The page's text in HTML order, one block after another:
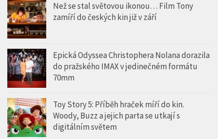
Než se stal světovou ikonou… Film Tony
zamíří do českých kin již v září
Epická Odyssea Christophera Nolana dorazila
do pražského IMAX v jedinečném formátu
70mm
Toy Story 5: Příběh hraček míří do kin.
Woody, Buzz a jejich parta se utkají s
digitálním světem